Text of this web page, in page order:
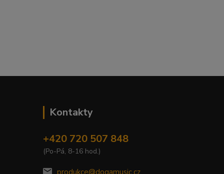
Kontakty
+420 720 507 848
(Po-Pá, 8-16 hod.)
produkce@dogamusic.cz